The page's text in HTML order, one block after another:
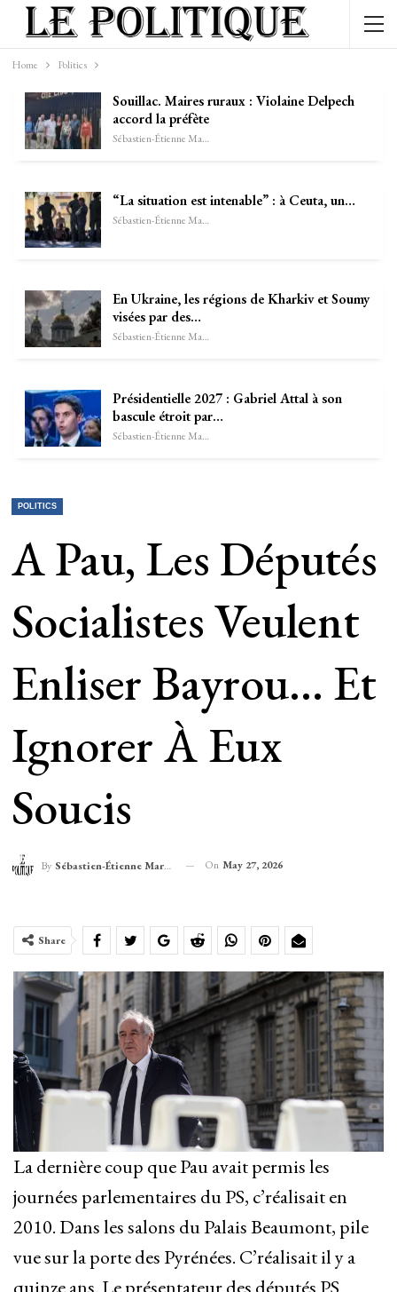
Home Politics
Souillac. Maires ruraux : Violaine Delpech
accord la préfète
Sébastien-Étienne Marechal
“La situation est intenable” : à Ceuta, un…
Sébastien-Étienne Marechal
En Ukraine, les régions de Kharkiv et Soumy
visées par des…
Sébastien-Étienne Marechal
Présidentielle 2027 : Gabriel Attal à son
bascule étroit par…
Sébastien-Étienne Marechal
POLITICS
A Pau, Les Députés
Socialistes Veulent
Enliser Bayrou… Et
Ignorer À Eux
Soucis
By Sébastien-Étienne Marechal On May 27, 2026
Share
La dernière coup que Pau avait permis les
journées parlementaires du PS, c’réalisait en
2010. Dans les salons du Palais Beaumont, pile
vue sur la porte des Pyrénées. C’réalisait il y a